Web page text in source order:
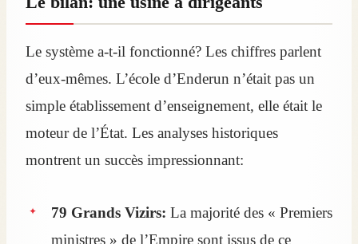
Le système a-t-il fonctionné? Les chiffres parlent
d’eux-mêmes. L’école d’Enderun n’était pas un
simple établissement d’enseignement, elle était le
moteur de l’État. Les analyses historiques
montrent un succès impressionnant:
79 Grands Vizirs: La majorité des « Premiers
ministres » de l’Empire sont issus de ce